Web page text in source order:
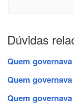
Dúvidas
Quem
Quem
Quem